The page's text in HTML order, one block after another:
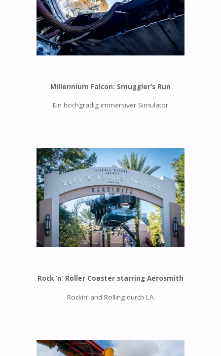
Millennium Falcon: Smuggler’s Run
Ein hochgradig immersiver Simulator
Rock ’n‘ Roller Coaster starring Aerosmith
Rockin‘ and Rolling durch LA